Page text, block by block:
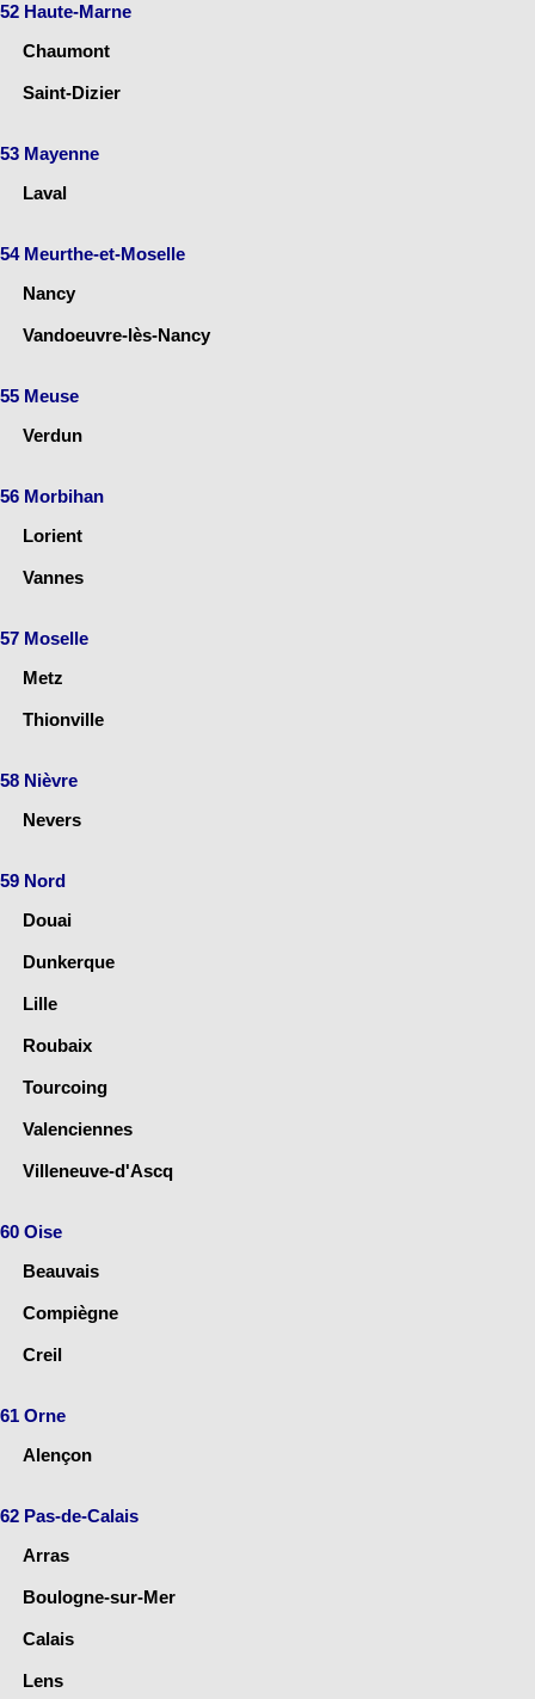
52 Haute-Marne
Chaumont
Saint-Dizier
53 Mayenne
Laval
54 Meurthe-et-Moselle
Nancy
Vandoeuvre-lès-Nancy
55 Meuse
Verdun
56 Morbihan
Lorient
Vannes
57 Moselle
Metz
Thionville
58 Nièvre
Nevers
59 Nord
Douai
Dunkerque
Lille
Roubaix
Tourcoing
Valenciennes
Villeneuve-d'Ascq
60 Oise
Beauvais
Compiègne
Creil
61 Orne
Alençon
62 Pas-de-Calais
Arras
Boulogne-sur-Mer
Calais
Lens